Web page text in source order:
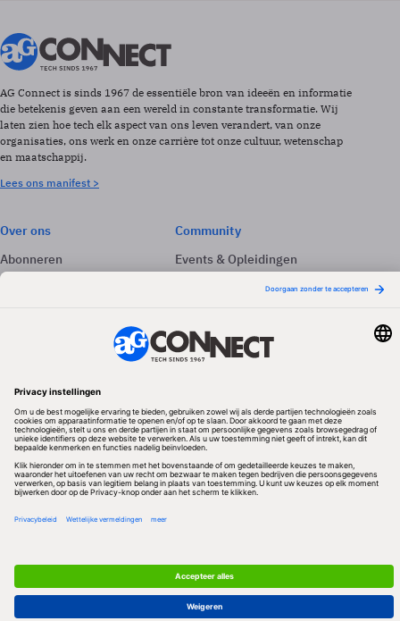
AG Connect is sinds 1967 de essentiële bron van ideeën en informatie
die betekenis geven aan een wereld in constante transformatie. Wij
laten zien hoe tech elk aspect van ons leven verandert, van onze
organisaties, ons werk en onze carrière tot onze cultuur, wetenschap
en maatschappij.
Lees ons manifest >
Over ons
Abonneren
Adverteren
Community
Events & Opleidingen
Volg ons
Redactionele partner
Algemene Voorwaarden & Copyrights